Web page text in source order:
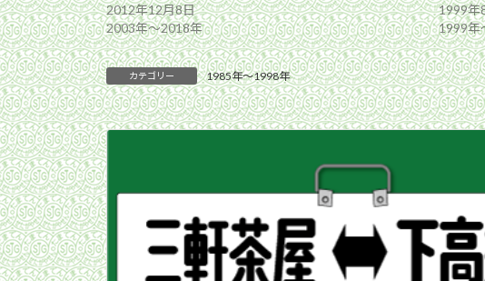
2012年12月8日
2003年〜2018年
1999年
1999年
カテゴリー 1985年〜1998年